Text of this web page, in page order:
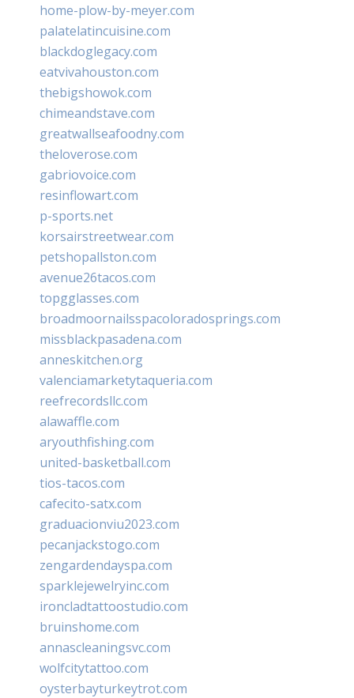
home-plow-by-meyer.com
palatelatincuisine.com
blackdoglegacy.com
eatvivahouston.com
thebigshowok.com
chimeandstave.com
greatwallseafoodny.com
theloverose.com
gabriovoice.com
resinflowart.com
p-sports.net
korsairstreetwear.com
petshopallston.com
avenue26tacos.com
topgglasses.com
broadmoornailsspacoloradosprings.com
missblackpasadena.com
anneskitchen.org
valenciamarketytaqueria.com
reefrecordsllc.com
alawaffle.com
aryouthfishing.com
united-basketball.com
tios-tacos.com
cafecito-satx.com
graduacionviu2023.com
pecanjackstogo.com
zengardendayspa.com
sparklejewelryinc.com
ironcladtattoostudio.com
bruinshome.com
annascleaningsvc.com
wolfcitytattoo.com
oysterbayturkeytrot.com